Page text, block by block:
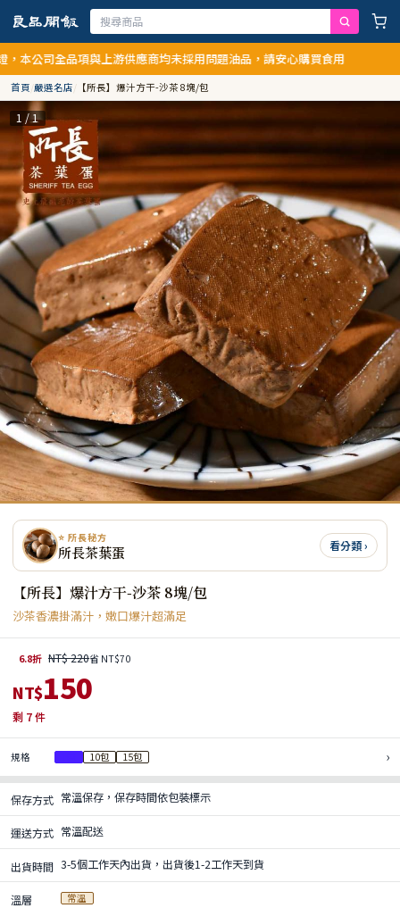
司全品項與上游供應商均未採用問題油品，請安心購買食用
首頁/嚴選名店/ 【所長】爆汁方干-沙茶 8塊/包
1 / 1
⭐ 所長秘方
所長茶葉蛋 看分類 ›
【所長】爆汁方干-沙茶 8塊/包
沙茶香濃掛滿汁，嫩口爆汁超滿足
6.8折 NT$ 220省 NT$70
NT$150
剩 7件
規格 10包 15包 ›
保存方式 常溫保存，保存時間依包裝標示
運送方式 常溫配送
出貨時間 3-5個工作天內出貨，出貨後1-2工作天到貨
溫層 常溫